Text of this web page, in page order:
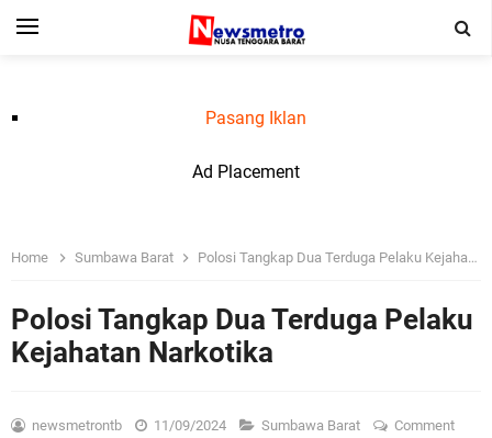
Pasang Iklan
Ad Placement
Home Sumbawa Barat Polosi Tangkap Dua Terduga Pelaku Kejahatan Narkotika
Polosi Tangkap Dua Terduga Pelaku
Kejahatan Narkotika
newsmetrontb 11/09/2024 Sumbawa Barat Comment